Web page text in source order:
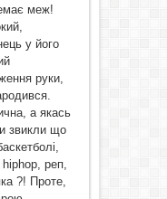
меж!
у його
руки,
а якась
звикли що
hiphop, реп,
?! Проте,